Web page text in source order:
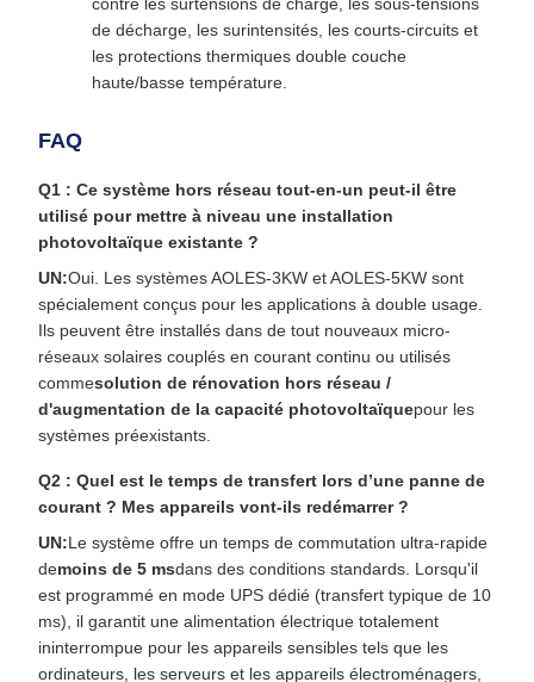
de décharge, les surintensités, les courts-circuits et
les protections thermiques double couche
haute/basse température.
FAQ
Q1 : Ce système hors réseau tout-en-un peut-il être
utilisé pour mettre à niveau une installation
photovoltaïque existante ?
UN:Oui. Les systèmes AOLES-3KW et AOLES-5KW sont
spécialement conçus pour les applications à double usage.
Ils peuvent être installés dans de tout nouveaux micro-
réseaux solaires couplés en courant continu ou utilisés
commesolution de rénovation hors réseau /
d'augmentation de la capacité photovoltaïquepour les
systèmes préexistants.
Q2 : Quel est le temps de transfert lors d’une panne de
courant ? Mes appareils vont-ils redémarrer ?
UN:Le système offre un temps de commutation ultra-rapide
demoins de 5 msdans des conditions standards. Lorsqu'il
est programmé en mode UPS dédié (transfert typique de 10
ms), il garantit une alimentation électrique totalement
ininterrompue pour les appareils sensibles tels que les
ordinateurs, les serveurs et les appareils électroménagers,